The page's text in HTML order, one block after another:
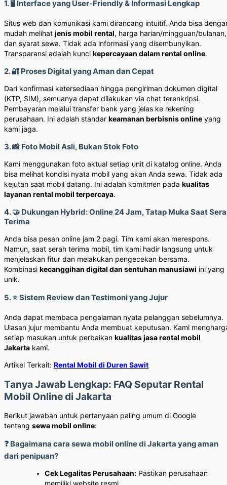
1. 🖥️ Interface yang User-Friendly & Informasi Lengkap
Situs web dan komunikasi kami dirancang intuitif. Anda bisa
mudah melihat jenis mobil rental, harga harian/mingguan/bulanan,
dan syarat sewa. Tidak ada informasi yang disembunyikan.
Transparansi adalah kunci kepercayaan dalam rental online.
2. 🔐 Proses Digital yang Aman dan Cepat
Dari konfirmasi ketersediaan hingga pengiriman dokumen digital
(KTP, SIM), semuanya dapat dilakukan via chat terenkripsi.
Pembayaran melalui transfer bank yang jelas ke rekening
perusahaan. Ini adalah standar keamanan berbisnis online yang
kami jaga.
3. 📸 Foto Mobil Asli, Bukan Stok Foto
Kami menggunakan foto aktual setiap unit di katalog online. Anda
bisa melihat kondisi nyata mobil yang akan Anda sewa. Tidak ada
kejutan saat mobil datang. Ini adalah komitmen pada kualitas
layanan rental mobil terpercaya.
4. 🤝 Dukungan Hybrid: Online 24 Jam, Tatap Muka Saat
Terima
Anda bisa pesan online jam 2 pagi. Tim kami akan merespons.
Namun, saat serah terima mobil, tim kami hadir langsung untuk
menjelaskan fitur dan melakukan pengecekan bersama.
Kombinasi kecanggihan digital dan sentuhan manusiawi ini yang
unik.
5. ⭐ Sistem Review dan Testimoni yang Jujur
Anda dapat membaca pengalaman nyata pelanggan sebelumnya.
Ulasan jujur membantu Anda membuat keputusan. Kami
setiap masukan untuk perbaikan kualitas jasa rental mobil
Jakarta kami.
Artikel Terkait: Rental Mobil di Duren Sawit
Tanya Jawab Lengkap: FAQ Seputar Rental
Mobil Online di Jakarta
Berikut jawaban untuk pertanyaan paling umum di Google
tentang sewa mobil online:
❓ Bagaimana cara sewa mobil online di Jakarta yang aman
dari penipuan?
Cek Legalitas Perusahaan: Pastikan perusahaan
memiliki website resmi